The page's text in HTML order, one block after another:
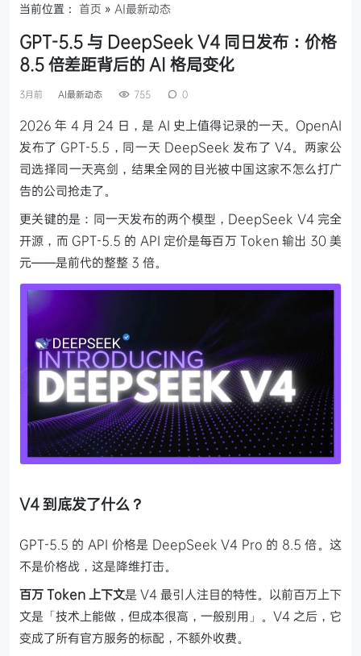
当前位置： 首页 » AI最新动态
GPT-5.5 与 DeepSeek V4 同日发布：价格
8.5 倍差距背后的 AI 格局变化
3月前 AI最新动态 755 0
2026 年 4 月 24 日，是 AI 史上值得记录的一天。OpenAI
发布了 GPT-5.5，同一天 DeepSeek 发布了 V4。两家公
司选择同一天亮剑，结果全网的目光被中国这家不怎么打广
告的公司抢走了。
更关键的是：同一天发布的两个模型，DeepSeek V4 完全
开源，而 GPT-5.5 的 API 定价是每百万 Token 输出 30 美
元——是前代的整整 3 倍。
V4 到底发了什么？
GPT-5.5 的 API 价格是 DeepSeek V4 Pro 的 8.5 倍。这
不是价格战，这是降维打击。
百万 Token 上下文是 V4 最引人注目的特性。以前百万上下
文是「技术上能做，但成本很高，一般别用」。V4 之后，它
变成了所有官方服务的标配，不额外收费。